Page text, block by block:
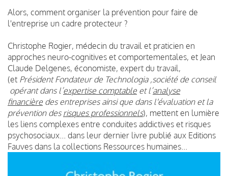
Alors, comment organiser la prévention pour faire de
l'entreprise un cadre protecteur ?
Christophe Rogier, médecin du travail et praticien en
approches neuro-cognitives et comportementales, et Jean
Claude Delgenes, économiste, expert du travail,
(et Président Fondateur de Technologia ,société de conseil
opérant dans l’expertise comptable et l’analyse
financière des entreprises ainsi que dans l'évaluation et la
prévention des risques professionnels), mettent en lumière
les liens complexes entre conduites addictives et risques
psychosociaux... dans leur dernier livre publié aux Editions
Fauves dans la collections Ressources humaines...